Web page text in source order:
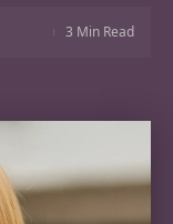
3 Min Read